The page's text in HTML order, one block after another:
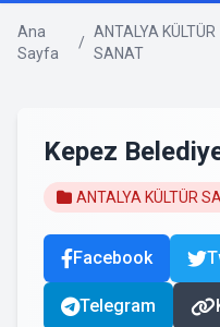
Ana
Sayfa
/
ANTALYA KÜLTÜR
SANAT
Kepez
ANTALYA KÜLTÜR
Facebook
Telegram